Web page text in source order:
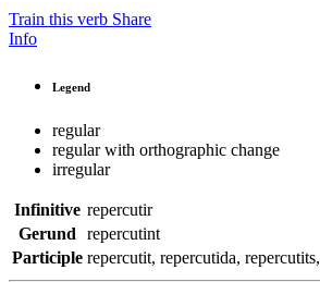
Train this verb Share
Info
Legend
regular
regular with orthographic change
irregular
Infinitive repercutir
Gerund
repercutint
Participle repercutit, repercutida, repercutits,